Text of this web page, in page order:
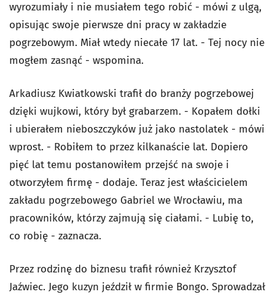
wyrozumiały i nie musiałem tego robić - mówi z ulgą,
opisując swoje pierwsze dni pracy w zakładzie
pogrzebowym. Miał wtedy niecałe 17 lat. - Tej nocy nie
mogłem zasnąć - wspomina.
Arkadiusz Kwiatkowski trafił do branży pogrzebowej
dzięki wujkowi, który był grabarzem. - Kopałem dołki
i ubierałem nieboszczyków już jako nastolatek - mówi
wprost. - Robiłem to przez kilkanaście lat. Dopiero
pięć lat temu postanowiłem przejść na swoje i
otworzyłem firmę - dodaje. Teraz jest właścicielem
zakładu pogrzebowego Gabriel we Wrocławiu, ma
pracowników, którzy zajmują się ciałami. - Lubię to,
co robię - zaznacza.
Przez rodzinę do biznesu trafił również Krzysztof
Jaźwiec. Jego kuzyn jeździł w firmie Bongo. Sprowadzał